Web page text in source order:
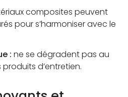
composites peuvent
pour s’harmoniser avec le
: ne se dégradent pas au
d’entretien.